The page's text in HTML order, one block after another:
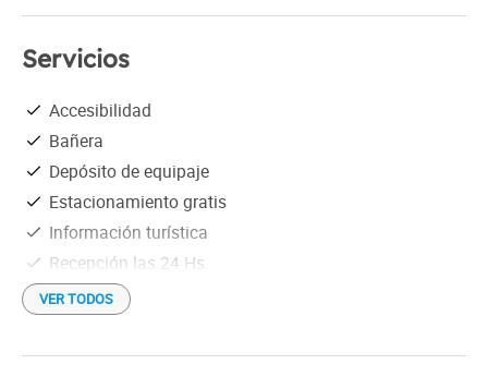
Servicios
Accesibilidad
Bañera
Depósito de equipaje
Estacionamiento gratis
Información turística
Recepción las 24 Hs.
Servicio de limpieza
Terraza / Solárium
TV satelital
VER TODOS